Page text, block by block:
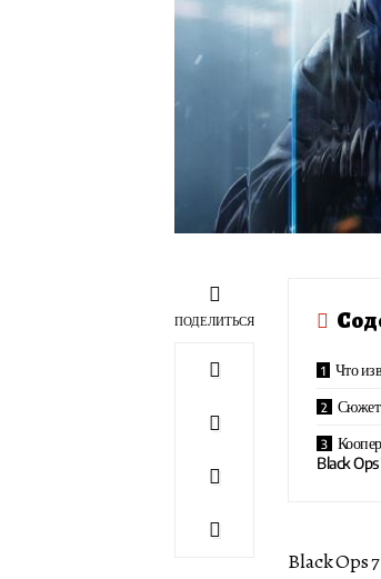
ПОДЕЛИТЬСЯ
Что
Сюжет
Black Ops
Black Ops